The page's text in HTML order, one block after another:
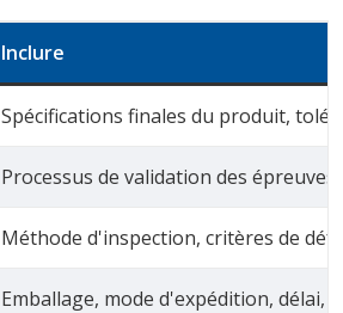
Inclure
Spécifications finales du produit,
Processus de validation des
Méthode d'inspection, critères de
Emballage, mode d'expédition, délai,